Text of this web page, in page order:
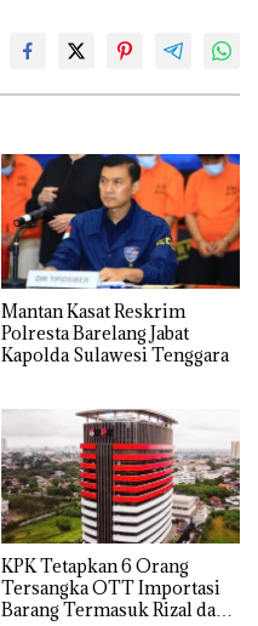
Mantan Kasat Reskrim
Polresta Barelang Jabat
Kapolda Sulawesi Tenggara
KPK Tetapkan 6 Orang
Tersangka OTT Importasi
Barang Termasuk Rizal dan